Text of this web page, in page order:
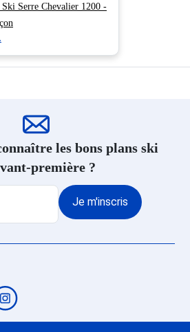
Serre Chevalier 1200 -
Ski Serre Chevalier
Briançon
les bons plans ski
première ?
Je m'inscris